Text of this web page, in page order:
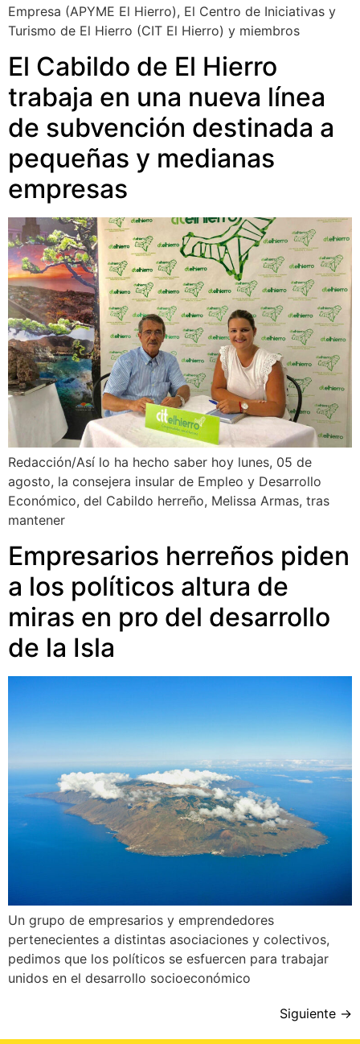
Empresa (APYME El Hierro), El Centro de Iniciativas y
Turismo de El Hierro (CIT El Hierro) y miembros
El Cabildo de El Hierro
trabaja en una nueva línea
de subvención destinada a
pequeñas y medianas
empresas
Redacción/Así lo ha hecho saber hoy lunes, 05 de
agosto, la consejera insular de Empleo y Desarrollo
Económico, del Cabildo herreño, Melissa Armas, tras
mantener
Empresarios herreños piden
a los políticos altura de
miras en pro del desarrollo
de la Isla
Un grupo de empresarios y emprendedores
pertenecientes a distintas asociaciones y colectivos,
pedimos que los políticos se esfuercen para trabajar
unidos en el desarrollo socioeconómico
Siguiente →